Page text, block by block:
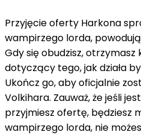
Przyjęcie oferty Harkona
wampirzego lorda,
Gdy się obudzisz,
dotyczący tego, jak działa
Ukończ go, aby oficjalnie
Volkihara. Zauważ, że jeśli
przyjmiesz ofertę, będziesz
wampirzego lorda, nie